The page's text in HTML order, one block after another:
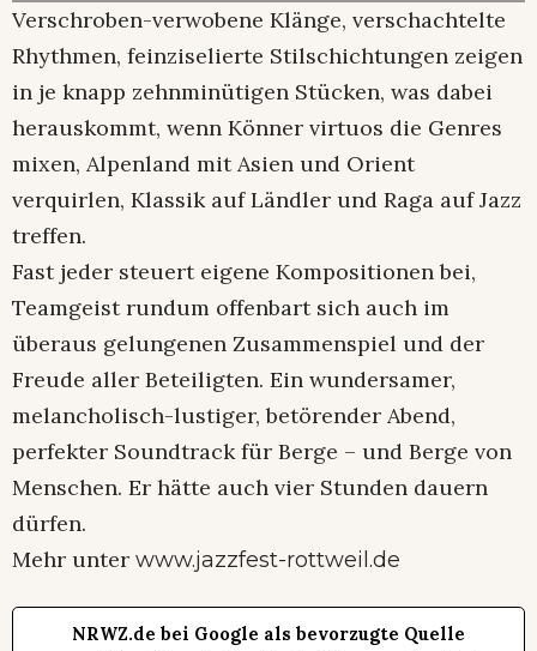
Verschroben-verwobene Klänge, verschachtelte
Rhythmen, feinziselierte Stilschichtungen zeigen
in je knapp zehnminütigen Stücken, was dabei
herauskommt, wenn Könner virtuos die Genres
mixen, Alpenland mit Asien und Orient
verquirlen, Klassik auf Ländler und Raga auf Jazz
treffen.
Fast jeder steuert eigene Kompositionen bei,
Teamgeist rundum offenbart sich auch im
überaus gelungenen Zusammenspiel und der
Freude aller Beteiligten. Ein wundersamer,
melancholisch-lustiger, betörender Abend,
perfekter Soundtrack für Berge – und Berge von
Menschen. Er hätte auch vier Stunden dauern
dürfen.
Mehr unter www.jazzfest-rottweil.de
NRWZ.de bei Google als bevorzugte Quelle